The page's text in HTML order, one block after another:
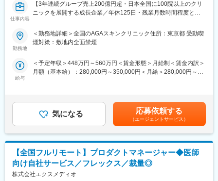
仕事内容
【3年連続グループ売上200億円超・日本全国に100院以上のクリ
ニックを展開する成長企業／年休125日・残業月数時間程度とメ
■業務内容：
全国に展開している発毛専門クリニック「AGAスキンクリニッ
※初任地に関しては、選考を通じてご希望をお伺いし、考慮した上
で決定いたします。
・クリニックスタッフの採用業務（面接など）
・受付スタッフの教育、指導、マネジメント
・本部会議への参加
・各種研修参加（年数回）
・各種トラブル対応（設備関連・クレーム）、改善対応
月に20日程度、管理している医院で勤務いたします。クリニック
の中心メンバー、将来のマネージャー候補として、ご活躍頂ける
方を募集いたします。
勤務地
＜勤務地詳細＞全国のAGAスキンクリニック住所：東京都 受動喫
煙対策：敷地内全面禁煙
給与
＜予定年収＞448万円～560万円＜賃金形態＞月給制＜賃金内訳＞
月額（基本給）：280,000円～350,000円＜月給＞280,000円～
額であり、選考を通じて上下する可能性があります。月給(月額)は
固定手当を含めた表記です。
気になる 応募依頼する
（エージェントサービス）
【全国フルリモート】プロダクトマネージャー◆医師
向け自社サービス／フレックス／裁量◎
株式会社エクスメディオ